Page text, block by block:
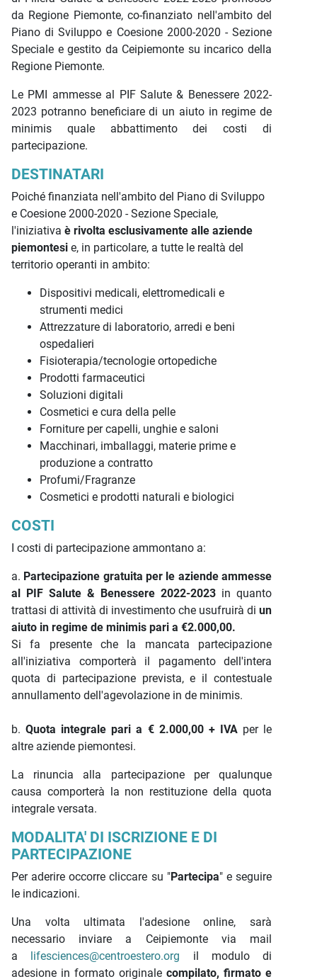
da Regione Piemonte, co-finanziato nell'ambito del
Piano di Sviluppo e Coesione 2000-2020 - Sezione
Speciale e gestito da Ceipiemonte su incarico della
Regione Piemonte.
Le PMI ammesse al PIF Salute & Benessere 2022-
2023 potranno beneficiare di un aiuto in regime de
minimis quale abbattimento dei costi di
partecipazione.
DESTINATARI
Poiché finanziata nell'ambito del Piano di Sviluppo
e Coesione 2000-2020 - Sezione Speciale,
l'iniziativa è rivolta esclusivamente alle aziende
piemontesi e, in particolare, a tutte le realtà del
territorio operanti in ambito:
Dispositivi medicali, elettromedicali e
strumenti medici
Attrezzature di laboratorio, arredi e beni
ospedalieri
Fisioterapia/tecnologie ortopediche
Prodotti farmaceutici
Soluzioni digitali
Cosmetici e cura della pelle
Forniture per capelli, unghie e saloni
Macchinari, imballaggi, materie prime e
produzione a contratto
Profumi/Fragranze
Cosmetici e prodotti naturali e biologici
COSTI
I costi di partecipazione ammontano a:
a. Partecipazione gratuita per le aziende ammesse
al PIF Salute & Benessere 2022-2023 in quanto
trattasi di attività di investimento che usufruirà di un
aiuto in regime de minimis pari a €2.000,00.
Si fa presente che la mancata partecipazione
all'iniziativa comporterà il pagamento dell'intera
quota di partecipazione prevista, e il contestuale
annullamento dell'agevolazione in de minimis.
b.Quota integrale pari a € 2.000,00 + IVAper le
altre aziende piemontesi.
La rinuncia alla partecipazione per qualunque
causa comporterà la non restituzione della quota
integrale versata.
MODALITA' DI ISCRIZIONE E DI
PARTECIPAZIONE
Per aderire occorre cliccare su "Partecipa" e seguire
le indicazioni.
Una volta ultimata l'adesione online, sarà
necessario inviare a Ceipiemonte via mail
a
lifesciences@centroestero.org il modulo di
adesione in formato originale compilato, firmato e